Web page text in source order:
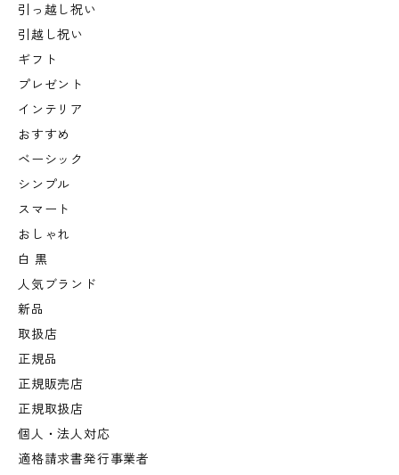
引っ越し祝い
引越し祝い
ギフト
プレゼント
インテリア
おすすめ
ベーシック
シンプル
スマート
おしゃれ
白 黒
人気ブランド
新品
取扱店
正規品
正規販売店
正規取扱店
個人・法人対応
適格請求書発行事業者